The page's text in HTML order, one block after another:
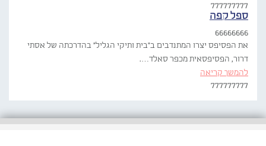
777777777
ספל קפה
66666666
את הפסיפס יצרו המתנדבים ב"בית ותיקי הגליל" בהדרכתה של אסתי
דרור, הפסיפסאית מכפר סאלד….
להמשך קריאה
777777777